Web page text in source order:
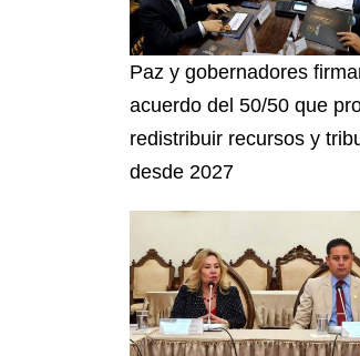
Paz y gobernadores
acuerdo del 50/50 que
redistribuir recursos y
desde 2027